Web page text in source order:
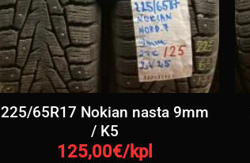
225/65R17 Nokian nasta 9mm
/ K5
125,00€/kpl